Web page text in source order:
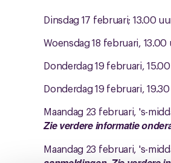
Dinsdag 17 februari; 13.00
Woensdag 18 februari, 13.00
Donderdag 19 februari,
Donderdag 19 februari,
Maandag 23 februari, 's-
Zie verdere informatie
Maandag 23 februari, 's-